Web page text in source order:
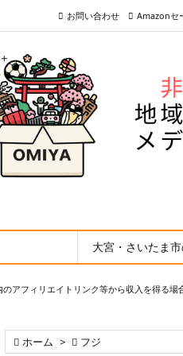
大宮・さいたま
お問い合わせ Amazonセ
のアフィリエイトリンク等から収入を得る場
 ホーム >  フジ